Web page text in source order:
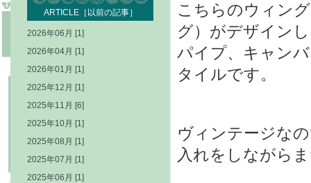
こちらのウィン
グ）がデザイン
パイプ、キャン
タイルです。
ヴィンテージな
入れをしながら
ARTICLE［以前の記事］
2026年06月 [1]
2026年04月 [1]
2026年01月 [1]
2025年12月 [1]
2025年11月 [6]
2025年10月 [1]
2025年08月 [1]
2025年07月 [1]
2025年06月 [1]